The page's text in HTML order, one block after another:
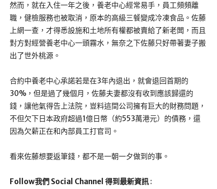
然而，就在入住一年之後，養老中心經常易手，員工頻頻離
職，健檢服務也被取消，原本的高級三餐變成冷凍食品。佐藤
上網一查，才得悉設施和土地所有權都被賣給了新老闆，而且
對方對經營養老中心一頭霧水，無奈之下佐藤只好帶著妻子搬
出了世外桃源。
合約中養老中心承諾若是在3年內退出，就會退回首期的
30%，但是過了幾個月，佐藤夫妻都沒有收到應該歸還的
錢，讓他氣得告上法院，豈料這間公司擁有巨大的財務問題，
不但欠下日本政府超過1億日幣（約553萬港元）的債務，還
因為欠薪正在和內部員工打官司。
看來佐藤想要返筆錢，都不是一朝一夕做到的事。
Follow我們 Social Channel 得到最新資訊 :